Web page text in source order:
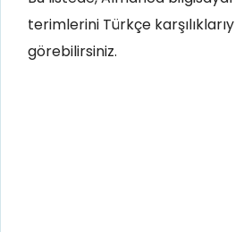
terimlerini Türkçe
görebilirsiniz.